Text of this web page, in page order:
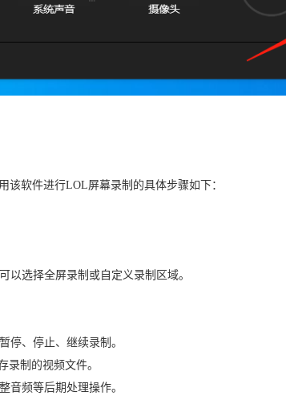
该软件进行LOL屏幕录制的具体步骤如下：
以选择全屏录制或自定义录制区域。
停、停止、继续录制。
录制的视频文件。
音频等后期处理操作。